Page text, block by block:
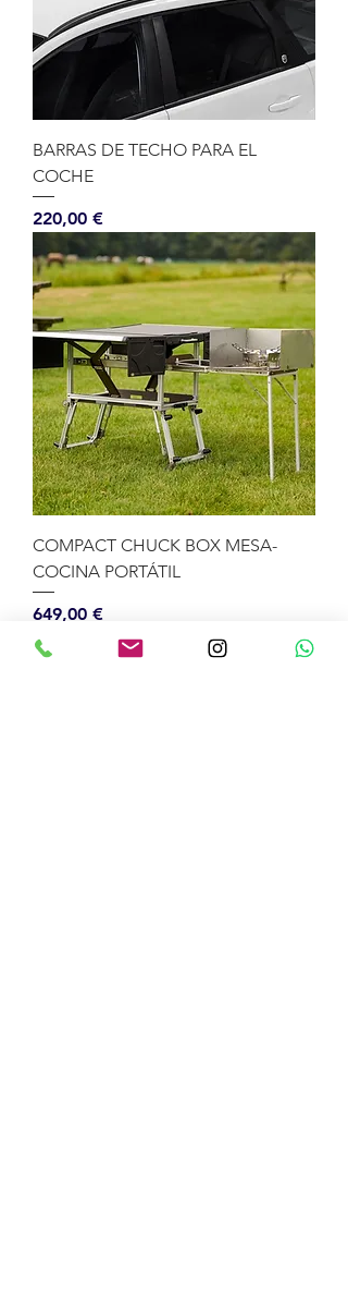
BARRAS DE TECHO PARA EL
COCHE
Precio
220,00 €
COMPACT CHUCK BOX MESA-
COCINA PORTÁTIL
Precio
649,00 €